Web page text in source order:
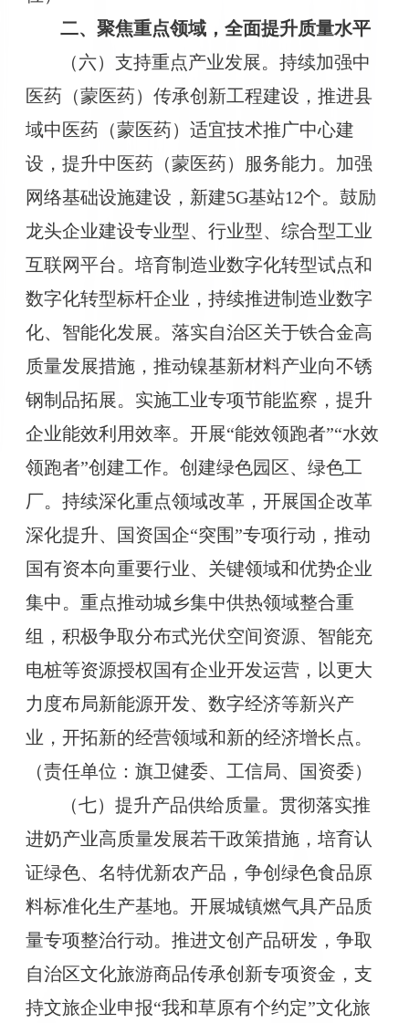
二、聚焦重点领域，全面提升质量水平
（六）支持重点产业发展。持续加强中
医药（蒙医药）传承创新工程建设，推进县
域中医药（蒙医药）适宜技术推广中心建
设，提升中医药（蒙医药）服务能力。加强
网络基础设施建设，新建5G基站12个。鼓励
龙头企业建设专业型、行业型、综合型工业
互联网平台。培育制造业数字化转型试点和
数字化转型标杆企业，持续推进制造业数字
化、智能化发展。落实自治区关于铁合金高
质量发展措施，推动镍基新材料产业向不锈
钢制品拓展。实施工业专项节能监察，提升
企业能效利用效率。开展“能效领跑者”“水效
领跑者”创建工作。创建绿色园区、绿色工
厂。持续深化重点领域改革，开展国企改革
深化提升、国资国企“突围”专项行动，推动
国有资本向重要行业、关键领域和优势企业
集中。重点推动城乡集中供热领域整合重
组，积极争取分布式光伏空间资源、智能充
电桩等资源授权国有企业开发运营，以更大
力度布局新能源开发、数字经济等新兴产
业，开拓新的经营领域和新的经济增长点。
（责任单位：旗卫健委、工信局、国资委）
（七）提升产品供给质量。贯彻落实推
进奶产业高质量发展若干政策措施，培育认
证绿色、名特优新农产品，争创绿色食品原
料标准化生产基地。开展城镇燃气具产品质
量专项整治行动。推进文创产品研发，争取
自治区文化旅游商品传承创新专项资金，支
持文旅企业申报“我和草原有个约定”文化旅